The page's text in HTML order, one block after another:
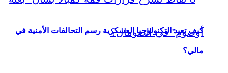
كيف تعيد التكنولوجيا العسكرية رسم التحالفات الأمنية في
مالي؟